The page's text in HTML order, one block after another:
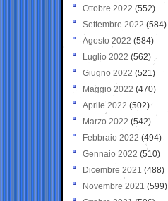
Ottobre 2022 (552)
Settembre 2022 (584)
Agosto 2022 (584)
Luglio 2022 (562)
Giugno 2022 (521)
Maggio 2022 (470)
Aprile 2022 (502)
Marzo 2022 (542)
Febbraio 2022 (494)
Gennaio 2022 (510)
Dicembre 2021 (488)
Novembre 2021 (599)